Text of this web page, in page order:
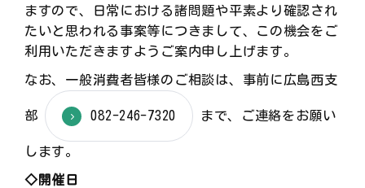
ますので、日常における諸問題や平素より確認され
たいと思われる事案等につきまして、この機会をご
利用いただきますようご案内申し上げます。
なお、一般消費者皆様のご相談は、事前に広島西支
部 082-246-7320 まで、ご連絡をお願い
します。
◇開催日